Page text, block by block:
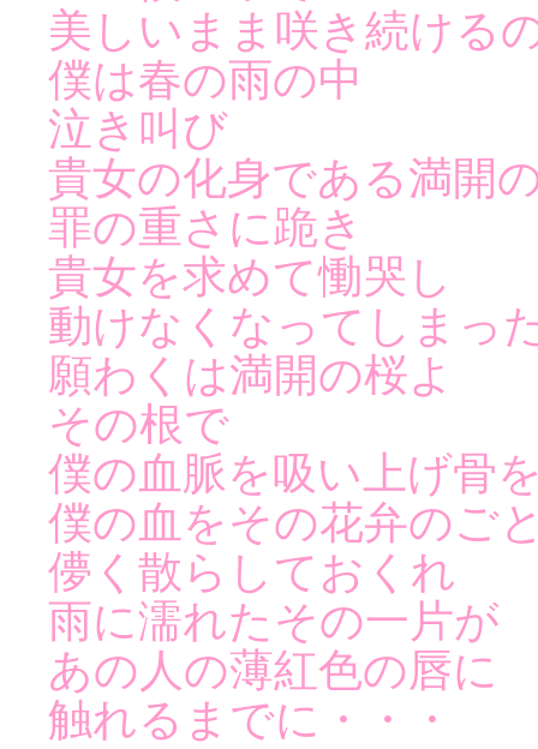
美しいまま咲き続ける
僕は春の雨の中
泣き叫び
貴女の化身である満開
罪の重さに跪き
貴女を求めて慟哭し
動けなくなってしまっ
願わくは満開の桜よ
その根で
僕の血脈を吸い上げ骨
僕の血をその花弁のご
儚く散らしておくれ
雨に濡れたその一片が
あの人の薄紅色の唇に
触れるまでに・・・